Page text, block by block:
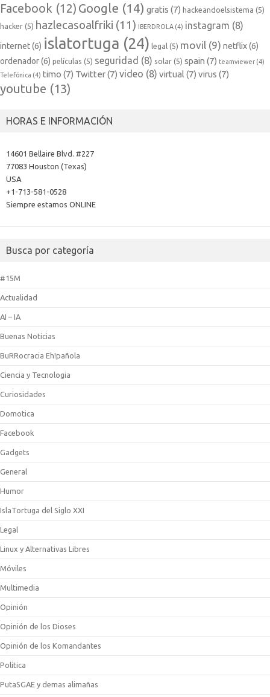
Facebook (12) Google (14) gratis (7) hackeandoelsistema (5)
hacker (5) hazlecasoalfriki (11) IBERDROLA (4) instagram (8)
internet(6) islatortuga (24) legal (5) movil (9) netflix(6)
ordenador(6) películas (5) seguridad (8) solar (5) spain (7) teamviewer (4)
Telefónica (4) timo (7) Twitter(7) video (8) virtual (7) virus (7)
youtube (13)
HORAS E INFORMACIÓN
14601 Bellaire Blvd. #227
77083 Houston (Texas)
USA
+1-713-581-0528
Siempre estamos ONLINE
Busca por categoría
#15M
Actualidad
AI – IA
Buenas Noticias
BuRRocracia Eh!pañola
Ciencia y Tecnologia
Curiosidades
Domotica
Facebook
Gadgets
General
Humor
IslaTortuga del Siglo XXI
Legal
Linux y Alternativas Libres
Móviles
Multimedia
Opinión
Opinión de los Dioses
Opinión de los Komandantes
Politica
PutaSGAE y demas alimañas